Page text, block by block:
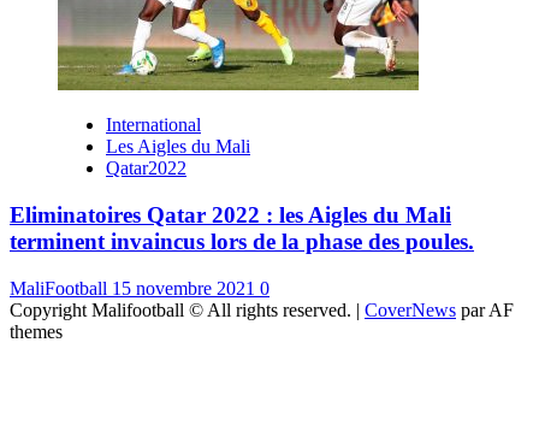
International
Les Aigles du Mali
Qatar2022
Eliminatoires Qatar 2022 : les Aigles du Mali
terminent invaincus lors de la phase des poules.
MaliFootball 15 novembre 2021 0
Copyright Malifootball © All rights reserved. | CoverNews par AF
themes